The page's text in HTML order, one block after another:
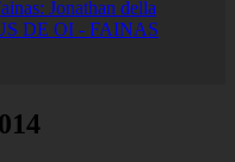
Jonathan della
DE OI - FAINAS